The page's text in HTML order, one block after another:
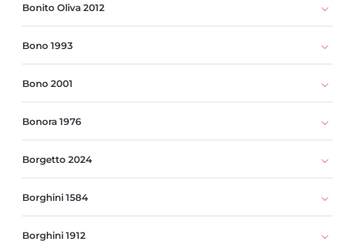
Bonito Oliva 2012
Bono 1993
Bono 2001
Bonora 1976
Borgetto 2024
Borghini 1584
Borghini 1912